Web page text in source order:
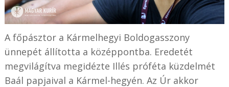
A főpásztor a Kármelhegyi Boldogasszony
ünnepét állította a középpontba. Eredetét
megvilágítva megidézte Illés próféta küzdelmét
Baál papjaival a Kármel-hegyén. Az Úr akkor